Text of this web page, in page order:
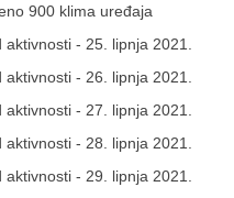
900 klima uređaja
aktivnosti - 25. lipnja 2021.
aktivnosti - 26. lipnja 2021.
aktivnosti - 27. lipnja 2021.
aktivnosti - 28. lipnja 2021.
aktivnosti - 29. lipnja 2021.